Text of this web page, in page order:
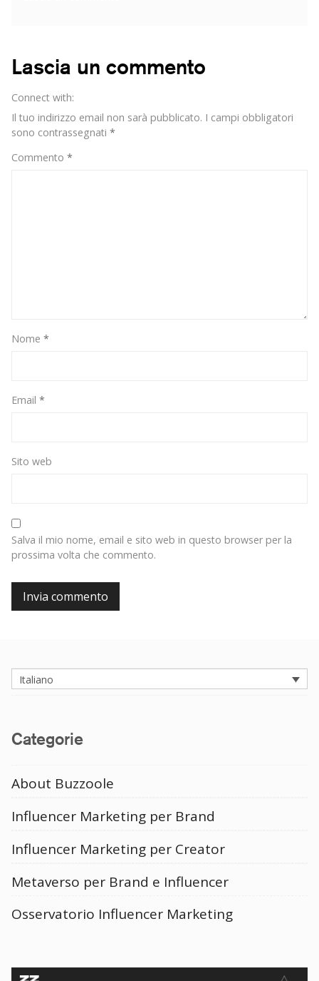
oggi
direttamente
Lascia un commento
Connect with:
Il tuo indirizzo email non sarà pubblicato. I campi obbligatori
sono contrassegnati *
Commento *
Nome *
Email *
Sito web
Salva il mio nome, email e sito web in questo browser per la
prossima volta che commento.
Italiano
Categorie
About Buzzoole
Influencer Marketing per Brand
Influencer Marketing per Creator
Metaverso per Brand e Influencer
Osservatorio Influencer Marketing